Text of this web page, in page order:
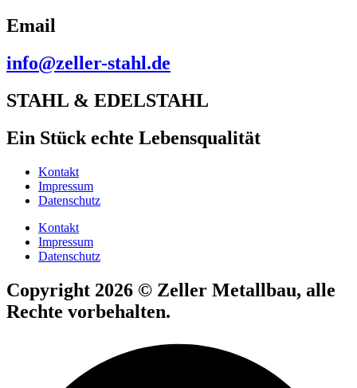
Email
info@zeller-stahl.de
STAHL & EDELSTAHL
Ein Stück echte Lebensqualität
Kontakt
Impressum
Datenschutz
Kontakt
Impressum
Datenschutz
Copyright 2026 © Zeller Metallbau, alle
Rechte vorbehalten.